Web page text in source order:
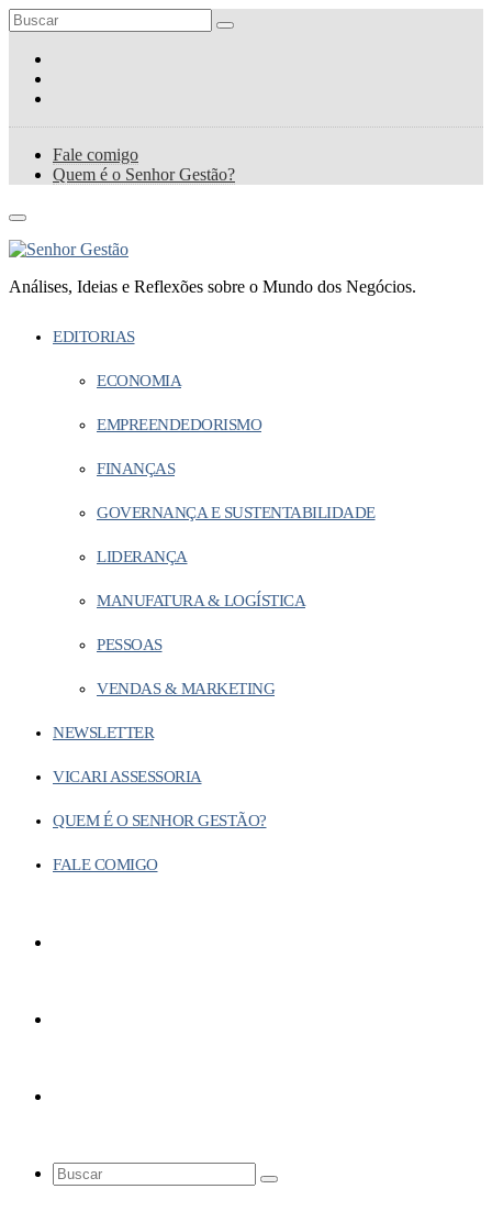
Fale comigo
Quem é o Senhor Gestão?
Análises, Ideias e Reflexões sobre o Mundo dos Negócios.
EDITORIAS
ECONOMIA
EMPREENDEDORISMO
FINANÇAS
GOVERNANÇA E SUSTENTABILIDADE
LIDERANÇA
MANUFATURA & LOGÍSTICA
PESSOAS
VENDAS & MARKETING
NEWSLETTER
VICARI ASSESSORIA
QUEM É O SENHOR GESTÃO?
FALE COMIGO